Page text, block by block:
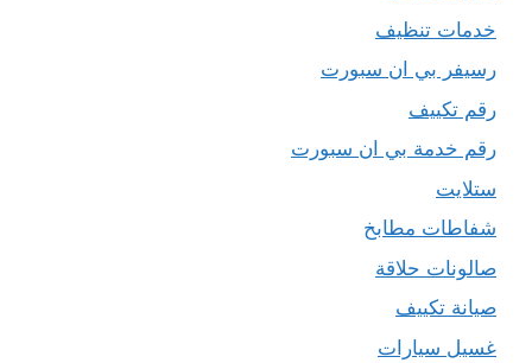
خدمات تنظيف
رسيفر بي ان سبورت
رقم تكييف
رقم خدمة بي ان سبورت
ستلايت
شفاطات مطابخ
صالونات حلاقة
صيانة تكييف
غسيل سيارات